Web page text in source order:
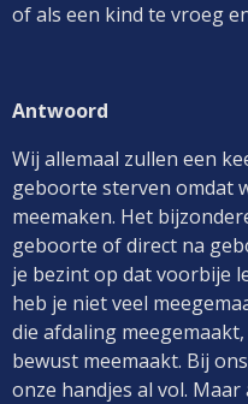
of als een kind te vroeg
Antwoord
Wij allemaal zullen een
geboorte sterven omdat
meemaken. Het
geboorte of direct na
je bezint op dat voorbije
heb je niet veel
die afdaling
bewust meemaakt. Bij
onze handjes al vol.